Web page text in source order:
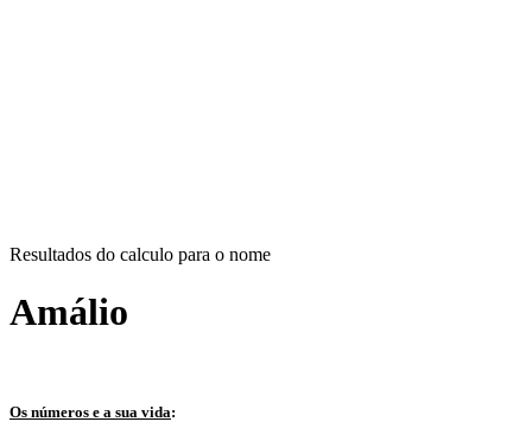
Resultados do calculo para o nome
Amálio
Os números e a sua vida: